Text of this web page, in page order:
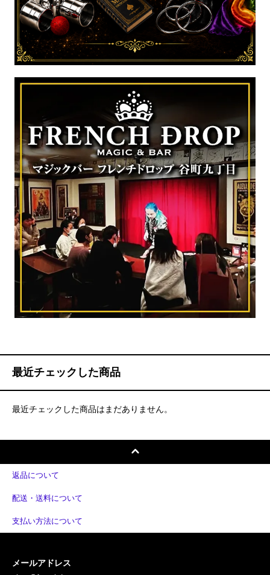
最近チェックした商品
最近チェックした商品はまだありません。
返品について
配送・送料について
支払い方法について
メールアドレス